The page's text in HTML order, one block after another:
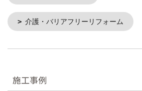
介護・バリアフリーリフォーム
施工事例